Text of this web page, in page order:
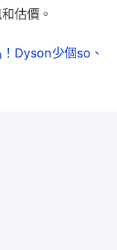
估價。
Dyson少個so、